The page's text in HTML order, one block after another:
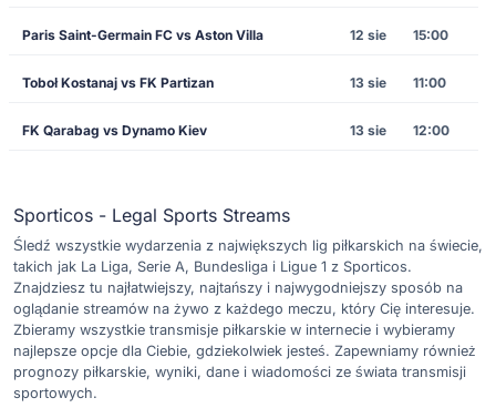
Paris Saint-Germain FC vs Aston Villa 12 sie 15:00
Toboł Kostanaj vs FK Partizan 13 sie 11:00
FK Qarabag vs Dynamo Kiev 13 sie 12:00
Sporticos - Legal Sports Streams
Śledź wszystkie wydarzenia z największych lig piłkarskich na świecie,
takich jak La Liga, Serie A, Bundesliga i Ligue 1 z Sporticos.
Znajdziesz tu najłatwiejszy, najtańszy i najwygodniejszy sposób na
oglądanie streamów na żywo z każdego meczu, który Cię interesuje.
Zbieramy wszystkie transmisje piłkarskie w internecie i wybieramy
najlepsze opcje dla Ciebie, gdziekolwiek jesteś. Zapewniamy również
prognozy piłkarskie, wyniki, dane i wiadomości ze świata transmisji
sportowych.